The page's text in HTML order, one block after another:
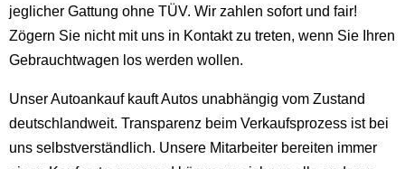
jeglicher Gattung ohne TÜV. Wir zahlen sofort und fair!
Zögern Sie nicht mit uns in Kontakt zu treten, wenn Sie Ihren
Gebrauchtwagen los werden wollen.
Unser Autoankauf kauft Autos unabhängig vom Zustand
deutschlandweit. Transparenz beim Verkaufsprozess ist bei
uns selbstverständlich. Unsere Mitarbeiter bereiten immer